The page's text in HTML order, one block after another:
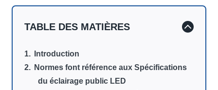
TABLE DES MATIÈRES
Introduction
Normes font référence aux Spécifications
du éclairage public LED